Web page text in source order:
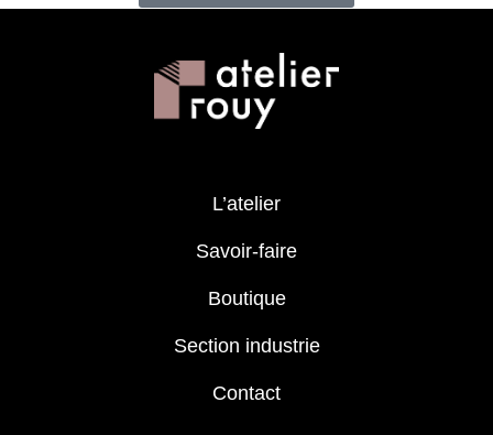
L’atelier
Savoir-faire
Boutique
Section industrie
Contact